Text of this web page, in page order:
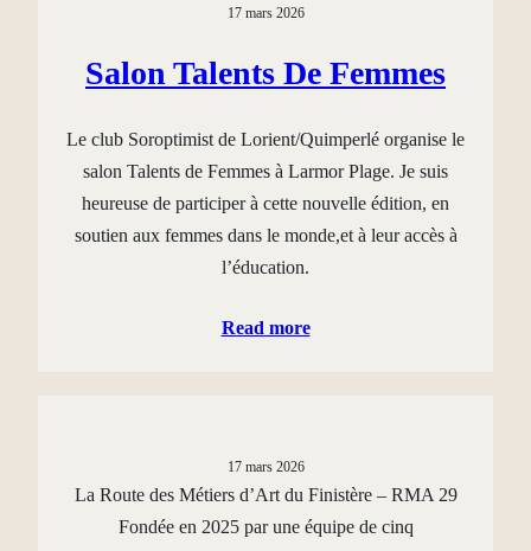
17 mars 2026
Salon Talents De Femmes
Le club Soroptimist de Lorient/Quimperlé organise le
salon Talents de Femmes à Larmor Plage. Je suis
heureuse de participer à cette nouvelle édition, en
soutien aux femmes dans le monde,et à leur accès à
l’éducation.
Read more
17 mars 2026
La Route des Métiers d’Art du Finistère – RMA 29
Fondée en 2025 par une équipe de cinq